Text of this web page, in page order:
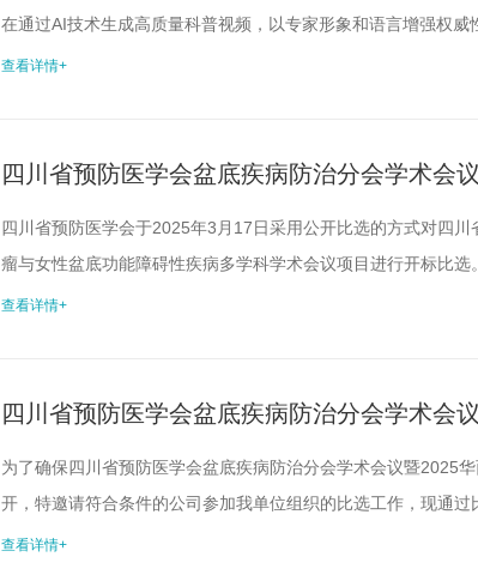
在通过AI技术生成高质量科普视频，以专家形象和语言增强权
作服务，欢迎符合要求的企业积极参加评选，比选要求如下：
查看详情+
四川省预防医学会盆底疾病防治分会学术会
碍性疾病多学科学术会议项目比选结果公示
四川省预防医学会于2025年3月17日采用公开比选的方式对四
瘤与女性盆底功能障碍性疾病多学科学术会议项目进行开标比
由三位专家完成评定工作。现将评选结果公布如下：此次比选
查看详情+
四川省预防医学会盆底疾病防治分会学术会
碍性疾病多学科学术会项目比选文件
为了确保四川省预防医学会盆底疾病防治分会学术会议暨2025
开，特邀请符合条件的公司参加我单位组织的比选工作，现通
商，有关事宜如下：一、采购单位四川省预防医学会二、比选
查看详情+